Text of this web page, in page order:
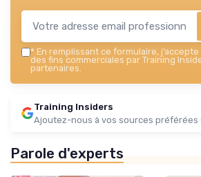
* En remplissant ce formulaire,
des fins commerciales par Training
partenaires.
Training Insiders
Ajoutez-nous à vos sources préférées
Parole d'experts